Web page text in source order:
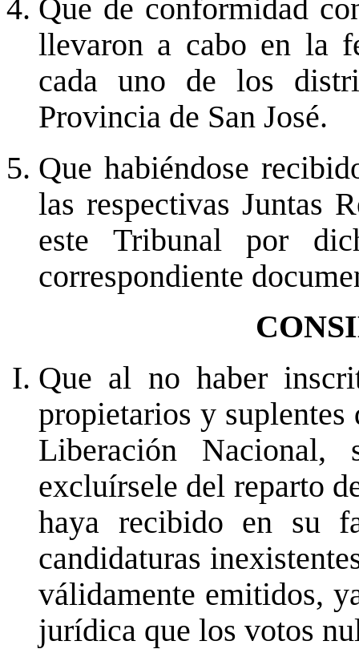
Que de conformidad
llevaron a cabo en la
cada uno de los
Provincia de San José.
Que habiéndose
las respectivas Juntas
este Tribunal por
correspondiente
Que al no haber
propietarios y
Liberación Nacional,
excluírsele del reparto
haya recibido en su
candidaturas
válidamente emitidos,
jurídica que los votos